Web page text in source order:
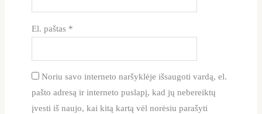
El. paštas *
Noriu savo interneto naršyklėje išsaugoti vardą, el.
pašto adresą ir interneto puslapį, kad jų nebereiktų
įvesti iš naujo, kai kitą kartą vėl norėsiu parašyti